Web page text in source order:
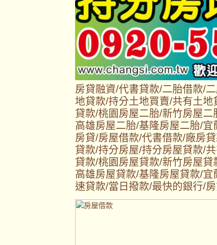
房貸融資/代書貸款/二胎借款/
地貸款/持分土地買賣/共有土
貸款/桃園房屋二胎/新竹房屋
高雄房屋二胎/基隆房屋二胎/
房貸/房屋借款/代書借款/廠房
貸款/持分房屋/持分房屋貸款/
貸款/桃園房屋貸款/新竹房屋
高雄房屋貸款/基隆房屋貸款/
速貸款/當日撥款/最快的銀行/